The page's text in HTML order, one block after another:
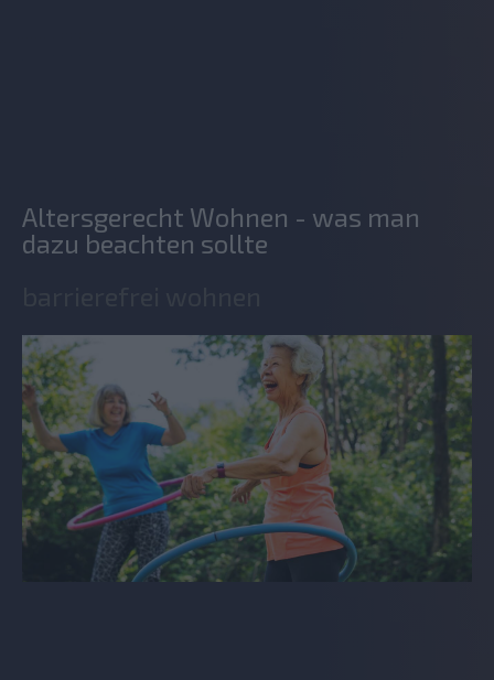
Altersgerecht Wohnen - was man
dazu beachten sollte